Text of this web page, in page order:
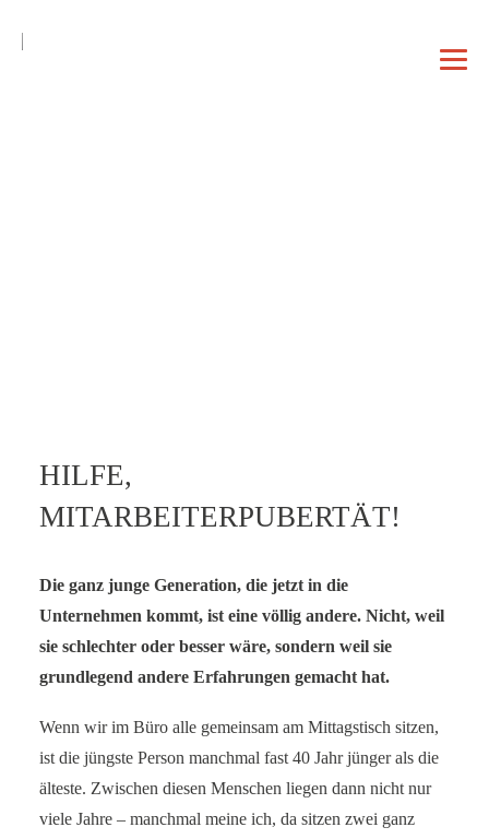
SERVICE-BLOG
BÜCHER
KONTAKT
HILFE,
MITARBEITERPUBERTÄT!
Die ganz junge Generation, die jetzt in die
Unternehmen kommt, ist eine völlig andere. Nicht, weil
sie schlechter oder besser wäre, sondern weil sie
grundlegend andere Erfahrungen gemacht hat.
Wenn wir im Büro alle gemeinsam am Mittagstisch sitzen,
ist die jüngste Person manchmal fast 40 Jahr jünger als die
älteste. Zwischen diesen Menschen liegen dann nicht nur
viele Jahre – manchmal meine ich, da sitzen zwei ganz